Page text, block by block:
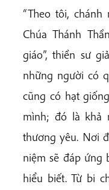
“Theo tôi,
Chúa Thánh
giáo”, thiền sư
những người có
cũng có hạt
mình; đó là khả
thương yêu. Nơi
niệm sẽ đáp ứng
hiểu biết. Từ bi